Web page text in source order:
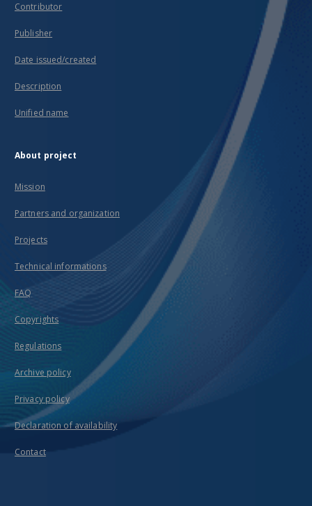
Contributor
Publisher
Date issued/created
Description
Unified name
About project
Mission
Partners and organization
Projects
Technical informations
FAQ
Copyrights
Regulations
Archive policy
Privacy policy
Declaration of availability
Contact